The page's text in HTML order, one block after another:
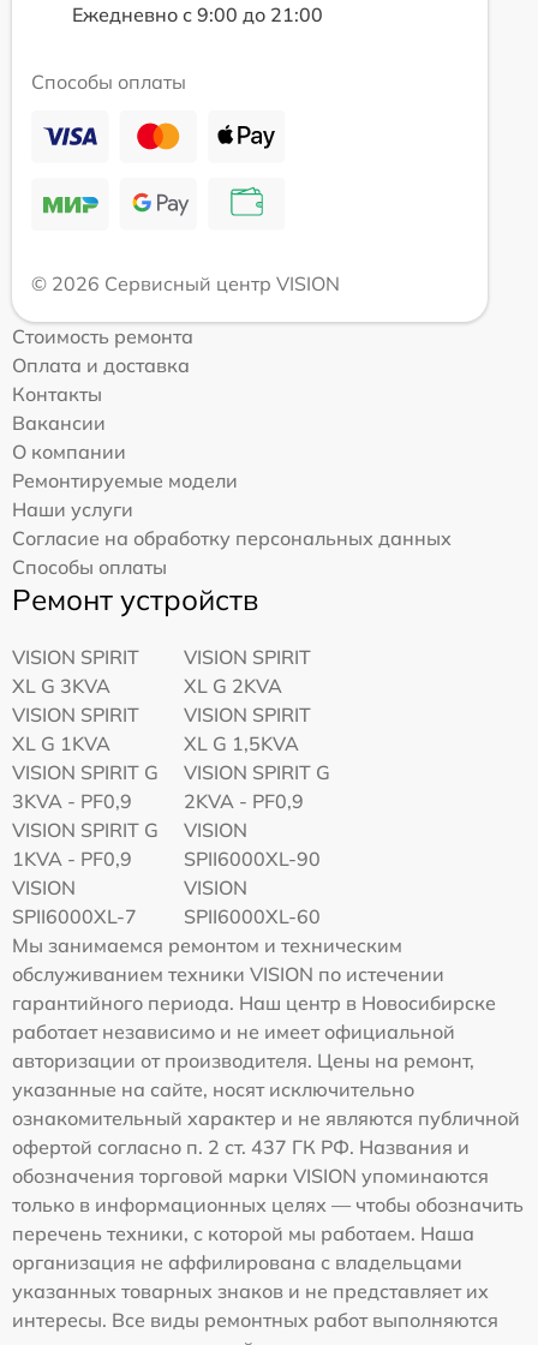
Ежедневно с 9:00 до 21:00
Способы оплаты
© 2026 Сервисный центр VISION
Стоимость ремонта
Оплата и доставка
Контакты
Вакансии
О компании
Ремонтируемые модели
Наши услуги
Согласие на обработку персональных данных
Способы оплаты
Ремонт устройств
VISION SPIRIT
XL G 3KVA
VISION SPIRIT
XL G 2KVA
VISION SPIRIT
XL G 1KVA
VISION SPIRIT
XL G 1,5KVA
VISION SPIRIT G
3KVA - PF0,9
VISION SPIRIT G
2KVA - PF0,9
VISION SPIRIT G
1KVA - PF0,9
VISION
SPII6000XL-90
VISION
SPII6000XL-7
VISION
SPII6000XL-60
Мы занимаемся ремонтом и техническим
обслуживанием техники VISION по истечении
гарантийного периода. Наш центр в Новосибирске
работает независимо и не имеет официальной
авторизации от производителя. Цены на ремонт,
указанные на сайте, носят исключительно
ознакомительный характер и не являются публичной
офертой согласно п. 2 ст. 437 ГК РФ. Названия и
обозначения торговой марки VISION упоминаются
только в информационных целях — чтобы обозначить
перечень техники, с которой мы работаем. Наша
организация не аффилирована с владельцами
указанных товарных знаков и не представляет их
интересы. Все виды ремонтных работ выполняются